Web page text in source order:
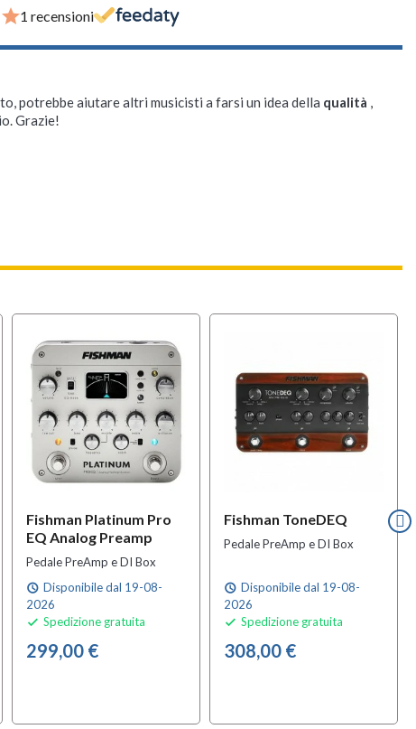
1 recensioni
potrebbe aiutare altri musicisti a farsi un idea della qualità ,
Grazie!
Fishman Platinum Pro
EQ Analog Preamp
Pedale PreAmp e DI Box
schedule Disponibile dal 19-08-
2026
 Spedizione gratuita
299,00 €
Fishman ToneDEQ
Pedale PreAmp e DI Box
schedule Disponibile dal 19-08-
2026
 Spedizione gratuita
308,00 €